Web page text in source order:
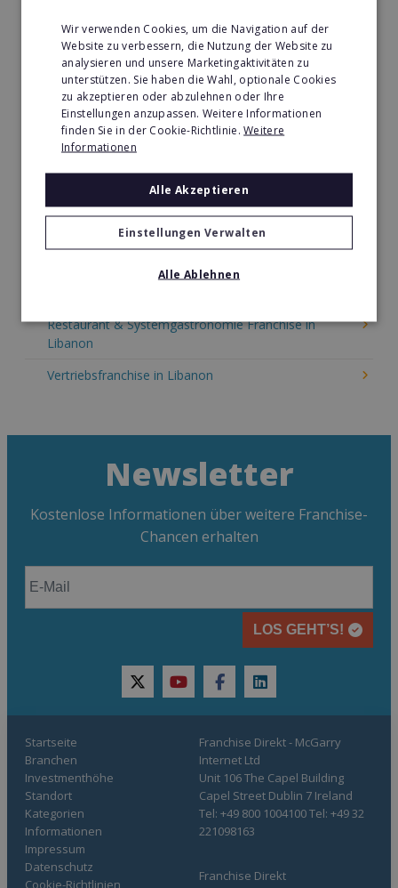
Tier- & Zoobedarf Franchise in Libanon
Immobilien Franchise in Libanon
Kinder & Erziehung Franchise in Libanon
Kosmetik Franchise in Libanon
Medien & Werbung Franchise in Libanon
Möbel & Einrichtung Franchise in Libanon
Restaurant & Systemgastronomie Franchise in
Libanon
Vertriebsfranchise in Libanon
Newsletter
Kostenlose Informationen über weitere Franchise-
Chancen erhalten
LOS GEHT’S!
twitteryoutubefacebooklinkedin
Startseite
Branchen
Investmenthöhe
Standort
Kategorien
Informationen
Franchise Direkt
Impressum
Datenschutz
Cookie-Richtlinien
Franchise Direkt - McGarry
Internet Ltd
Unit 106 The Capel Building
Capel Street Dublin 7 Ireland
Tel: +49 800 1004100 Tel: +49 32
221098163
Wir verwenden Cookies, um die Navigation auf der
Website zu verbessern, die Nutzung der Website zu
analysieren und unsere Marketingaktivitäten zu
unterstützen. Sie haben die Wahl, optionale Cookies
zu akzeptieren oder abzulehnen oder Ihre
Einstellungen anzupassen. Weitere Informationen
finden Sie in der Cookie-Richtlinie.Weitere
Informationen
Alle Akzeptieren
Einstellungen Verwalten
Alle Ablehnen